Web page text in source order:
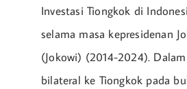
Investasi Tiongkok di
selama masa kepresidenan
(Jokowi) (2014-2024).
bilateral ke Tiongkok pada